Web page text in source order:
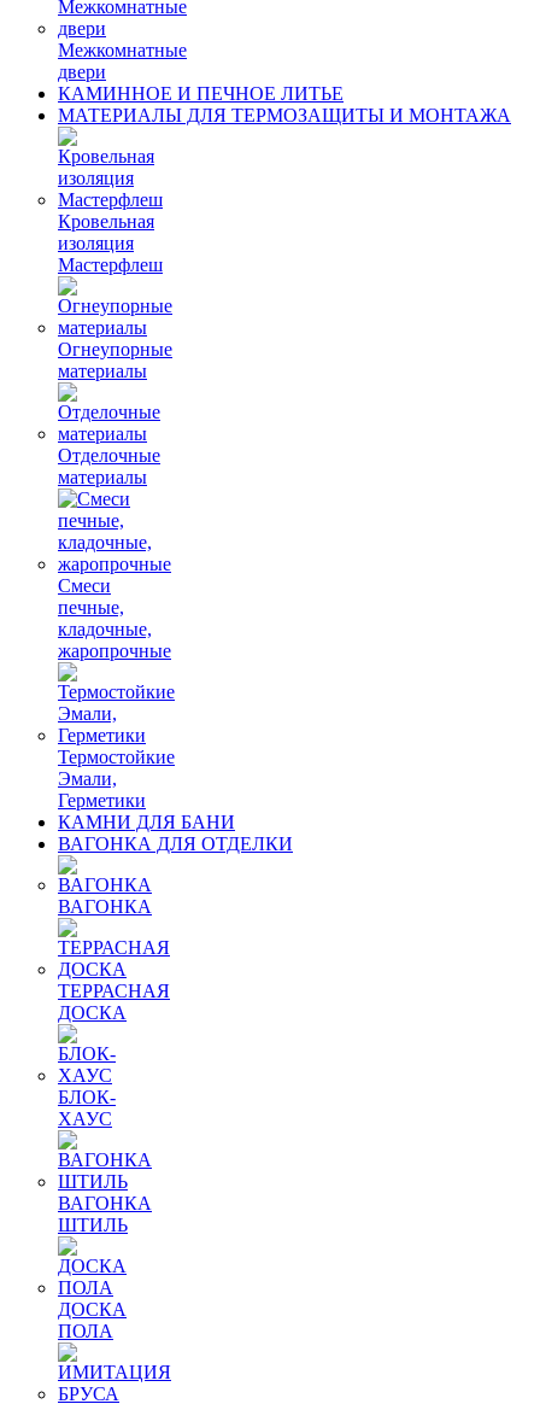
Межкомнатные
двери
КАМИННОЕ И ПЕЧНОЕ ЛИТЬЕ
МАТЕРИАЛЫ ДЛЯ ТЕРМОЗАЩИТЫ И МОНТАЖА
Кровельная
изоляция
Мастерфлеш
Огнеупорные
материалы
Отделочные
материалы
Смеси
печные,
кладочные,
жаропрочные
Термостойкие
Эмали,
Герметики
КАМНИ ДЛЯ БАНИ
ВАГОНКА ДЛЯ ОТДЕЛКИ
ВАГОНКА
ТЕРРАСНАЯ
ДОСКА
БЛОК-
ХАУС
ВАГОНКА
ШТИЛЬ
ДОСКА
ПОЛА